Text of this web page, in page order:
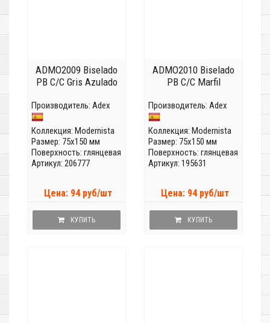
ADMO2009 Biselado
PB C/C Gris Azulado
Производитель: Adex
Коллекция: Modernista
Размер: 75x150 мм
Поверхность: глянцевая
Артикул: 206777
Цена: 94 руб/шт
КУПИТЬ
ADMO2010 Biselado
PB C/C Marfil
Производитель: Adex
Коллекция: Modernista
Размер: 75x150 мм
Поверхность: глянцевая
Артикул: 195631
Цена: 94 руб/шт
КУПИТЬ